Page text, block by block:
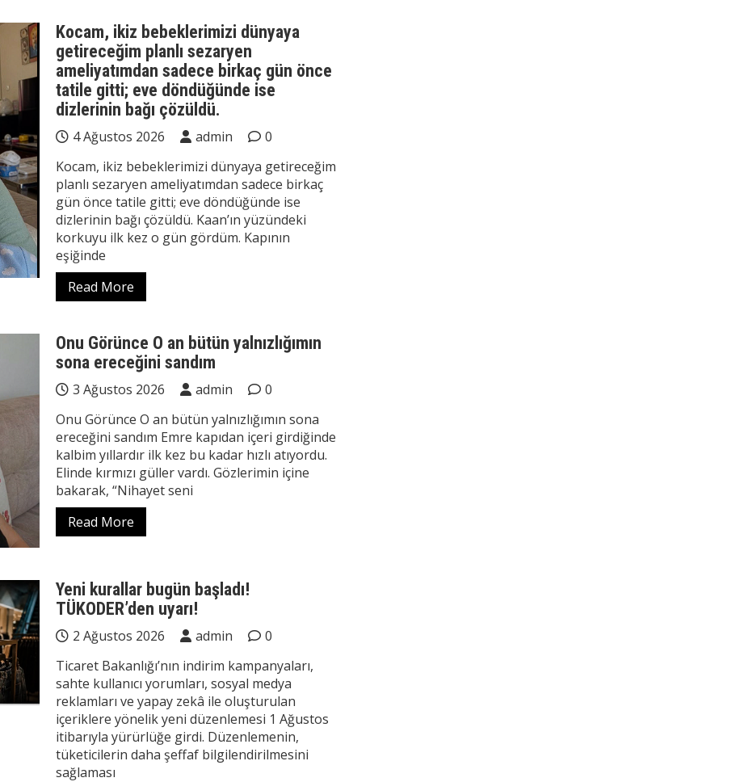
Kocam, ikiz bebeklerimizi dünyaya
getireceğim planlı sezaryen
ameliyatımdan sadece birkaç gün önce
tatile gitti; eve döndüğünde ise
dizlerinin bağı çözüldü.
4 Ağustos 2026 admin
0
Kocam, ikiz bebeklerimizi dünyaya getireceğim
planlı sezaryen ameliyatımdan sadece birkaç
gün önce tatile gitti; eve döndüğünde ise
dizlerinin bağı çözüldü. Kaan’ın yüzündeki
korkuyu ilk kez o gün gördüm. Kapının
eşiğinde
Read More
Onu Görünce O an bütün yalnızlığımın
sona ereceğini sandım
3 Ağustos 2026 admin
0
Onu Görünce O an bütün yalnızlığımın sona
ereceğini sandım Emre kapıdan içeri girdiğinde
kalbim yıllardır ilk kez bu kadar hızlı atıyordu.
Elinde kırmızı güller vardı. Gözlerimin içine
bakarak, “Nihayet seni
Read More
Yeni kurallar bugün başladı!
TÜKODER’den uyarı!
2 Ağustos 2026 admin
0
Ticaret Bakanlığı’nın indirim kampanyaları,
sahte kullanıcı yorumları, sosyal medya
reklamları ve yapay zekâ ile oluşturulan
içeriklere yönelik yeni düzenlemesi 1 Ağustos
itibarıyla yürürlüğe girdi. Düzenlemenin,
tüketicilerin daha şeffaf bilgilendirilmesini
sağlaması